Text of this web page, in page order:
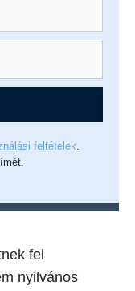
feltételek.
fel
nyilvános